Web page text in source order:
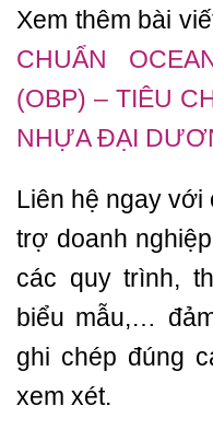
Xem thêm bài
CHUẨN
(OBP) – TIÊU
NHỰA ĐẠI
Liên hệ ngay với
trợ doanh
các quy trình,
biểu mẫu,…
ghi chép đúng
xem xét.